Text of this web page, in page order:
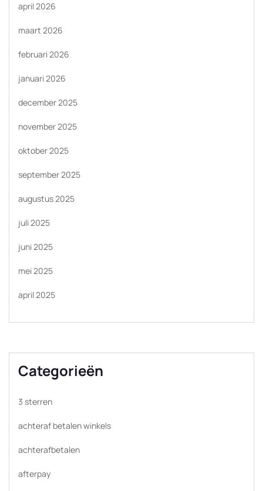
april 2026
maart 2026
februari 2026
januari 2026
december 2025
november 2025
oktober 2025
september 2025
augustus 2025
juli 2025
juni 2025
mei 2025
april 2025
Categorieën
3 sterren
achteraf betalen winkels
achterafbetalen
afterpay